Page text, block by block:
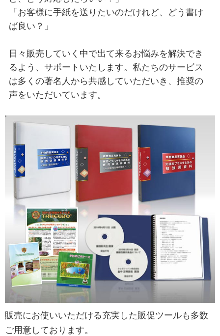
「お客様に手紙を送りたいのだけれど、どう書け
ば良い？」
日々販売していく中で出て来るお悩みを解決でき
るよう、サポートいたします。私たちのサービス
は多くの著名人から共感していただいき、推奨の
声をいただいています。
販売にお使いいただける充実した販促ツールも多数
ご用意しております。